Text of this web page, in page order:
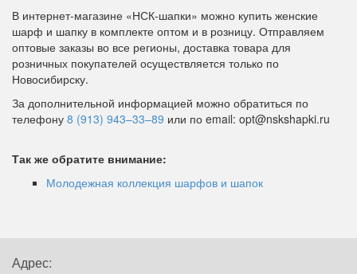
В интернет-магазине «НСК-шапки» можно купить женские
шарф и шапку в комплекте оптом и в розницу. Отправляем
оптовые заказы во все регионы, доставка товара для
розничных покупателей осуществляется только по
Новосибирску.
За дополнительной информацией можно обратиться по
телефону 8 (913) 943–33–89 или по email: opt@nskshapki.ru
Так же обратите внимание:
Молодежная коллекция шарфов и шапок
Адрес: